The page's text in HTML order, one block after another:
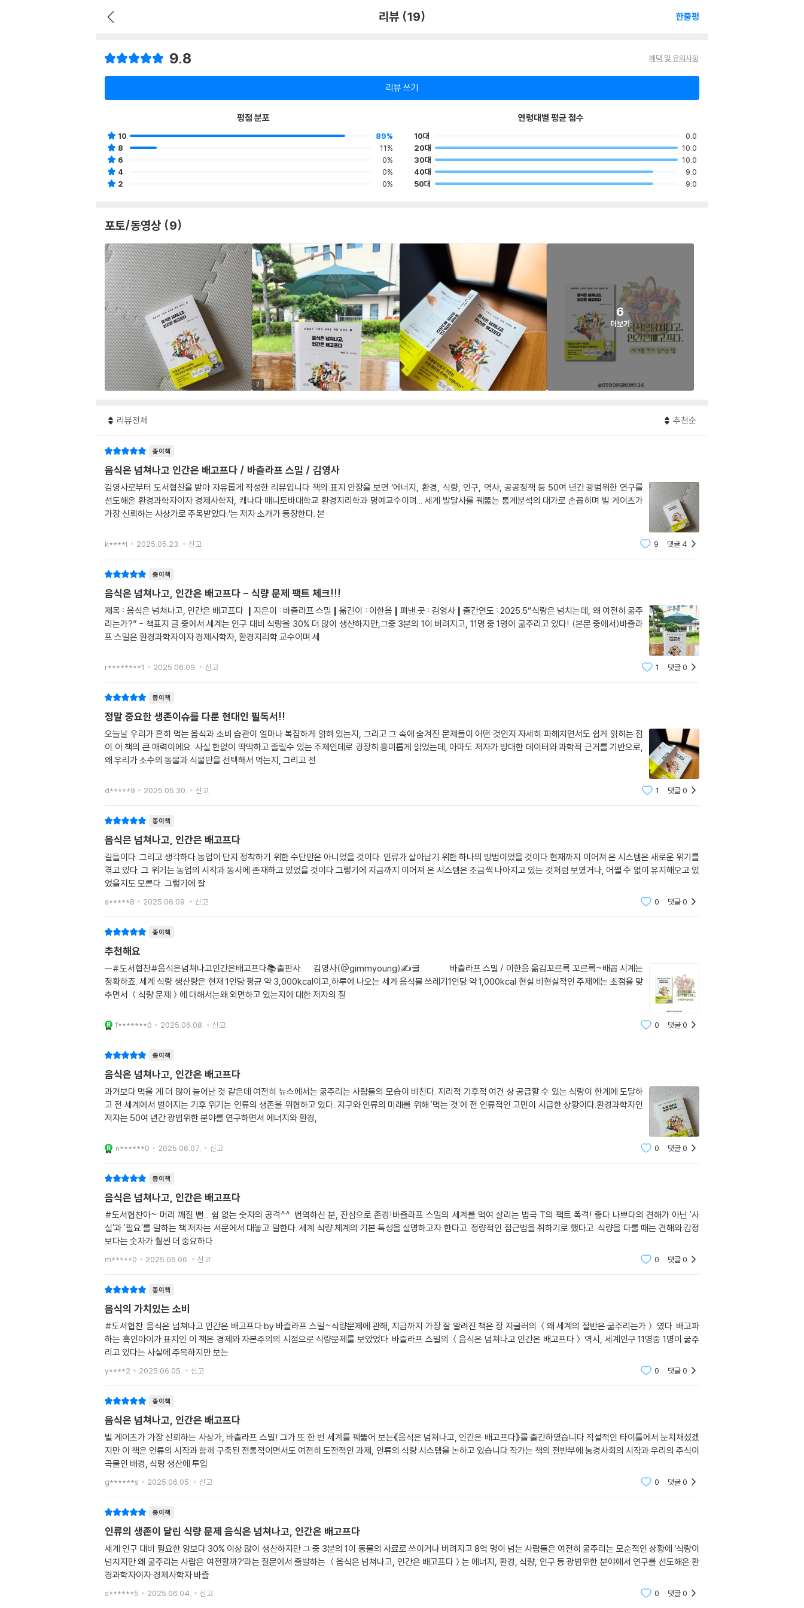
리뷰 (19) 한줄평
9.8 혜택 및 유의사항
리뷰 쓰기
평점 분포
10
89%
8
11%
6
0%
4
0%
2
0%
연령대별 평균 점수
10대
0.0
20대
10.0
30대
10.0
40대
9.0
50대
9.0
포토/동영상 (9)
2
6
더보기
리뷰전체 추천순
종이책
음식은 넘쳐나고 인간은 배고프다 / 바츨라프 스밀 / 김영사
김영사로부터 도서협찬을 받아 자유롭게 작성한 리뷰입니다 책의 표지 안장을 보면 ‘에너지, 환경, 식량, 인구, 역사, 공공정책 등 50여 년간 광범위한 연구를
선도해온 환경과학자이자 경제사학자, 캐나다 매니토바대학교 환경지리학과 명예교수이며... 세계 발달사를 꿰뚫는 통계분석의 대가로 손꼽히며 빌 게이츠가
가장 신뢰하는 사상가로 주목받았다.’는 저자 소개가 등장한다. 본
k****t 2025.05.23. 신고 9 댓글 4
종이책
음식은 넘쳐나고, 인간은 배고프다 - 식량 문제 팩트 체크!!!
제목 : 음식은 넘쳐나고, 인간은 배고프다 ❙지은이 : 바츨라프 스밀❙옮긴이 : 이한음❙펴낸 곳 : 김영사❙출간연도 : 2025.5“식량은 넘치는데, 왜 여전히 굶주
리는가?” - 책표지 글 중에서 세계는 인구 대비 식량을 30% 더 많이 생산하지만,그중 3분의 1이 버려지고, 11명 중 1명이 굶주리고 있다! (본문 중에서)바츨라
프 스밀은 환경과학자이자 경제사학자, 환경지리학 교수이며 세
r********1 2025.06.09. 신고 1 댓글0
종이책
정말 중요한 생존이슈를 다룬 현대인 필독서!!
오늘날 우리가 흔히 먹는 음식과 소비 습관이 얼마나 복잡하게 얽혀 있는지, 그리고 그 속에 숨겨진 문제들이 어떤 것인지 자세히 파헤치면서도 쉽게 읽히는 점
이 이 책의 큰 매력이에요. 사실 한없이 딱딱하고 졸릴수 있는 주제인데로 굉장히 흥미롭게 읽었는데, 아마도 저자가 방대한 데이터와 과학적 근거를 기반으로,
왜 우리가 소수의 동물과 식물만을 선택해서 먹는지, 그리고 전
d*****9 2025.05.30. 신고 1 댓글0
종이책
음식은 넘쳐나고, 인간은 배고프다
길들이다. 그리고 생각하다.농업이 단지 정착하기 위한 수단만은 아니었을 것이다. 인류가 살아남기 위한 하나의 방법이었을 것이다.현재까지 이어져 온 시스템은 새로운 위기를
겪고 있다. 그 위기는 농업의 시작과 동시에 존재하고 있었을 것이다.그렇기에 지금까지 이어져 온 시스템은 조금씩 나아지고 있는 것처럼 보였거나, 어쩔 수 없이 유지해오고 있
었을지도 모른다. 그렇기에 잘
s*****8 2025.06.09. 신고 0 댓글0
종이책
추천해요
ㅡ#도서협찬#음식은넘쳐나고인간은배고프다📚출판사. 김영사(@gimmyoung)✍️글. 바츨라프 스밀 / 이한음 옮김꼬르륵 꼬르륵~배꼽 시계는
정확하죠. 세계 식량 생산량은 현재 1인당 평균 약 3,000kcal이고,하루에 나오는 세계 음식물 쓰레기1인당 약 1,000kcal 현실.비현실적인 주제에는 초점을 맞
추면서 ＜식량 문제＞에 대해서는왜 외면하고 있는지에 대한 저자의 질
f*******0 2025.06.08. 신고 0 댓글0
종이책
음식은 넘쳐나고, 인간은 배고프다
과거보다 먹을 게 더 많이 늘어난 것 같은데 여전히 뉴스에서는 굶주리는 사람들의 모습이 비친다. 지리적 기후적 여건 상 공급할 수 있는 식량이 한계에 도달하
고 전 세계에서 벌어지는 기후 위기는 인류의 생존을 위협하고 있다. 지구와 인류의 미래를 위해 '먹는 것'에 전 인류적인 고민이 시급한 상황이다.환경과학자인
저자는 50여 년간 광범위한 분야를 연구하면서 에너지와 환경,
n******0 2025.06.07. 신고 0 댓글0
종이책
음식은 넘쳐나고, 인간은 배고프다
#도서협찬아~ 머리 깨질 뻔... 쉼 없는 숫자의 공격^^. 번역하신 분, 진심으로 존경!바츨라프 스밀의 세계를 먹여 살리는 법극 T의 팩트 폭격! 좋다 나쁘다의 견해가 아닌 '사
실'과 '필요'를 말하는 책.저자는 서문에서 대놓고 말한다. 세계 식량 체계의 기본 특성을 설명하고자 한다고. 정량적인 접근법을 취하기로 했다고. 식량을 다룰 때는 견해와 감정
보다는 숫자가 훨씬 더 중요하다
m*****0 2025.06.06. 신고 0 댓글0
종이책
음식의 가치있는 소비
#도서협찬. 음식은 넘쳐나고 인간은 배고프다 by 바즐라프 스밀~식량문제에 관해, 지금까지 가장 잘 알려진 책은 장 지글러의 ＜왜 세계의 절반은 굶주리는가＞ 였다. 배고파
하는 흑인아이가 표지인 이 책은 경제와 자본주의의 시점으로 식량문제를 보았었다. 바즐라프 스밀의 ＜음식은 넘쳐나고 인간은 배고프다＞ 역시, 세계인구 11명중 1명이 굶주
리고 있다는 사실에 주목하지만 보는
y****2 2025.06.05. 신고 0 댓글0
종이책
음식은 넘쳐나고, 인간은 배고프다
빌 게이츠가 가장 신뢰하는 사상가, 바츨라프 스밀! 그가 또 한 번 세계를 꿰뚫어 보는《음식은 넘쳐나고, 인간은 배고프다》를 출간하였습니다.직설적인 타이틀에서 눈치채셨겠
지만 이 책은 인류의 시작과 함께 구축된 전통적이면서도 여전히 도전적인 과제, 인류의 식량 시스템을 논하고 있습니다.작가는 책의 전반부에 농경사회의 시작과 우리의 주식이
곡물인 배경, 식량 생산에 투입
g******s 2025.06.05. 신고 0 댓글0
종이책
인류의 생존이 달린 식량 문제 음식은 넘쳐나고, 인간은 배고프다
세계 인구 대비 필요한 양보다 30% 이상 많이 생산하지만 그 중 3분의 1이 동물의 사료로 쓰이거나 버려지고 8억 명이 넘는 사람들은 여전히 굶주리는 모순적인 상황에 ‘식량이
넘치지만 왜 굶주리는 사람은 여전할까?’라는 질문에서 출발하는 ＜음식은 넘쳐나고, 인간은 배고프다＞는 에너지, 환경, 식량, 인구 등 광범위한 분야에서 연구를 선도해온 환
경과학자이자 경제사학자 바츨
s******5 2025.06.04. 신고 0 댓글0